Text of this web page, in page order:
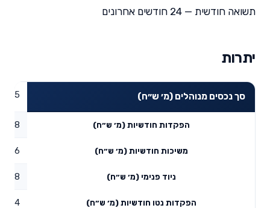
תשואה חודשית — 24 חודשים אחרונים
יתרות
סך נכסים מנוהלים (מ׳ ש״ח)
הפקדות חודשיות (מ׳ ש״ח) 0.18
משיכות חודשיות (מ׳ ש״ח) 0.26
ניוד פנימי (מ׳ ש״ח) 4.08
הפקדות נטו חודשיות (מ׳ ש״ח) 4